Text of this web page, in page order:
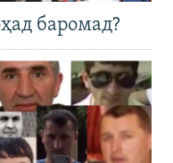
баромад?